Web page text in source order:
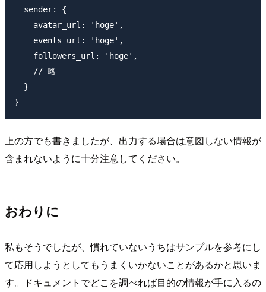
  sender: {
    avatar_url: 'hoge',
    events_url: 'hoge',
    followers_url: 'hoge',
    // 略
  }
上の方でも書きましたが、出力する場合は意図しない情報が
含まれないように十分注意してください。
おわりに
私もそうでしたが、慣れていないうちはサンプルを参考にし
て応用しようとしてもうまくいかないことがあるかと思いま
す。ドキュメントでどこを調べれば目的の情報が手に入るの